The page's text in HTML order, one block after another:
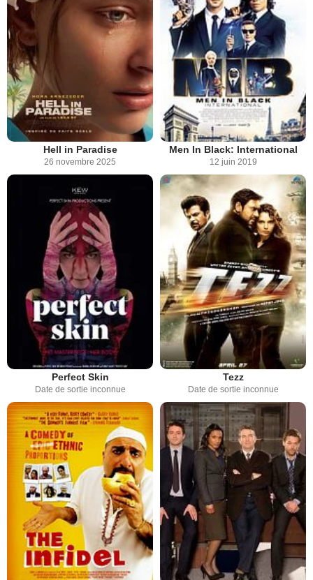
Hell in Paradise
26 novembre 2025
Men In Black: International
12 juin 2019
Perfect Skin
Date de sortie inconnue
Tezz
Date de sortie inconnue